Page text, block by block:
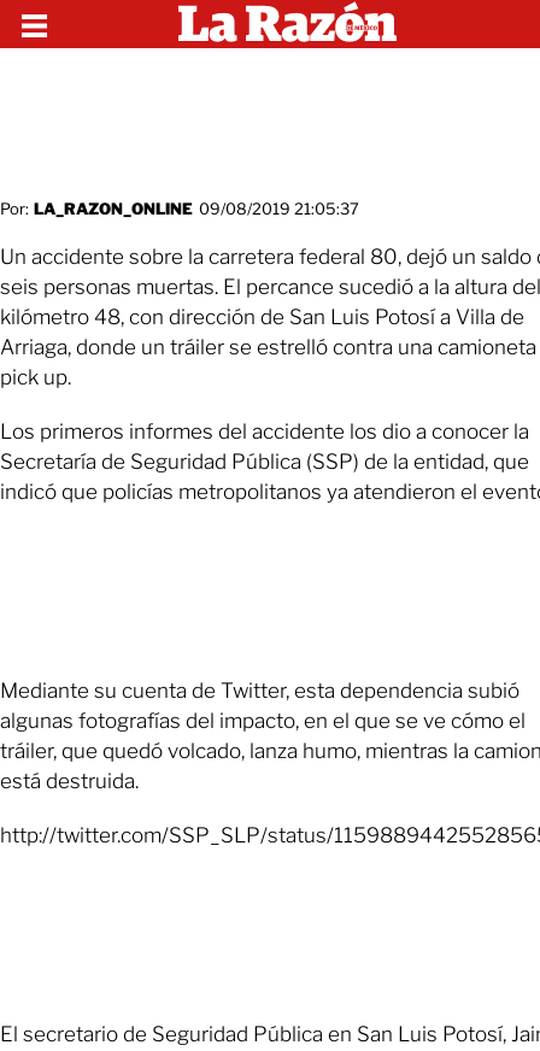
Por: LA_RAZON_ONLINE 09/08/2019 21:05:37
Un accidente sobre la carretera federal 80, dejó un saldo
seis personas muertas. El percance sucedió a la altura del
kilómetro 48, con dirección de San Luis Potosí a Villa de
Arriaga, donde un tráiler se estrelló contra una camioneta
pick up.
Los primeros informes del accidente los dio a conocer la
Secretaría de Seguridad Pública (SSP) de la entidad, que
indicó que policías metropolitanos ya atendieron el
Mediante su cuenta de Twitter, esta dependencia subió
algunas fotografías del impacto, en el que se ve cómo el
tráiler, que quedó volcado, lanza humo, mientras la
está destruida.
http://twitter.com/SSP_SLP/status/
El secretario de Seguridad Pública en San Luis Potosí,